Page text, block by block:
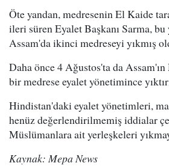
Öte yandan, medresenin El Kaide
ileri süren Eyalet Başkanı Sarma,
Assam'da ikinci medreseyi yıkmış
Daha önce 4 Ağustos'ta da
bir medrese eyalet yönetimince
Hindistan'daki eyalet yönetimleri,
henüz değerlendirilmemiş iddialar
Müslümanlara ait yerleşkeleri
Kaynak: Mepa News